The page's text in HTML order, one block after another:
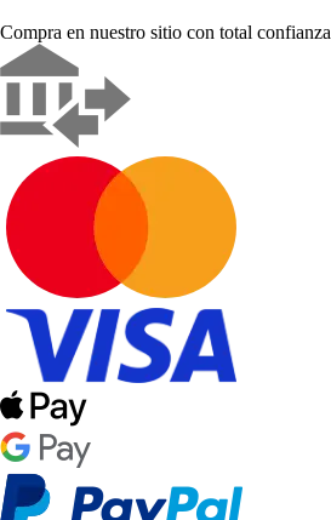
Compra en nuestro sitio con total confianza